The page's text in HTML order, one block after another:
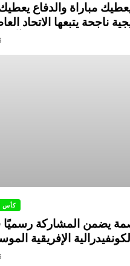
مباراة والدفاع
ناجحة يتبعها الاتحاد
تتويجاته
كأس
يضمن المشاركة